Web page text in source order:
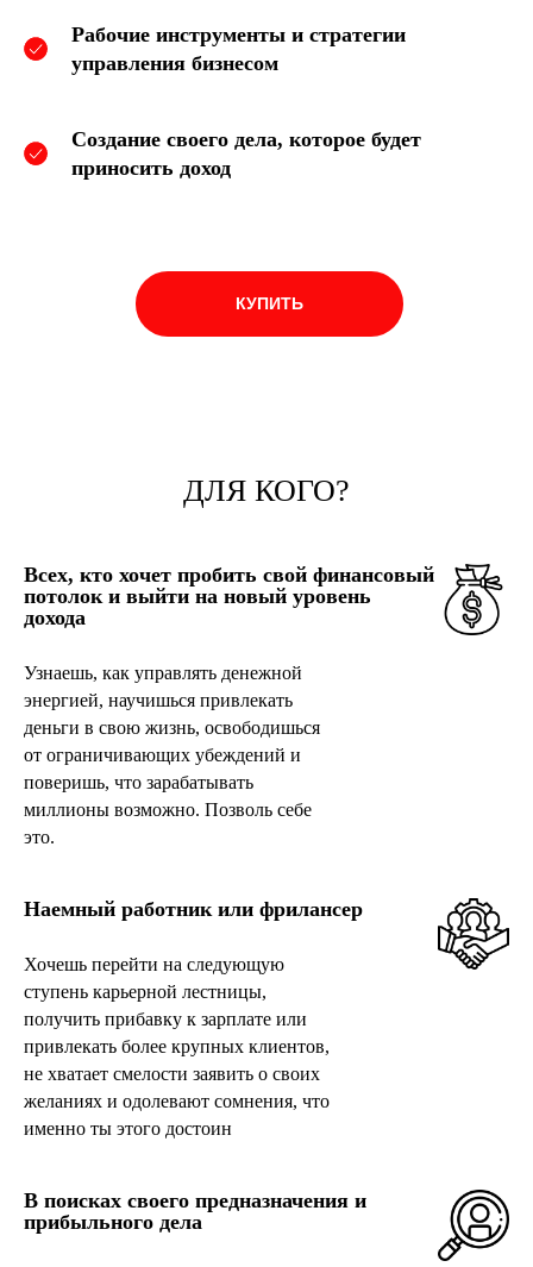
Рабочие инструменты и стратегии
управления бизнесом
Создание своего дела, которое будет
приносить доход
КУПИТЬ
ДЛЯ КОГО?
Всех, кто хочет пробить свой финансовый
потолок и выйти на новый уровень
дохода
Узнаешь, как управлять денежной
энергией, научишься привлекать
деньги в свою жизнь, освободишься
от ограничивающих убеждений и
поверишь, что зарабатывать
миллионы возможно. Позволь себе
это.
Наемный работник или фрилансер
Хочешь перейти на следующую
ступень карьерной лестницы,
получить прибавку к зарплате или
привлекать более крупных клиентов,
не хватает смелости заявить о своих
желаниях и одолевают сомнения, что
именно ты этого достоин
В поисках своего предназначения и
прибыльного дела